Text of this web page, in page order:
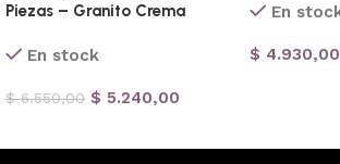
Piezas – Granito Crema
En stock
$6.550,00 $ 5.240,00
En
$ 4.930,00